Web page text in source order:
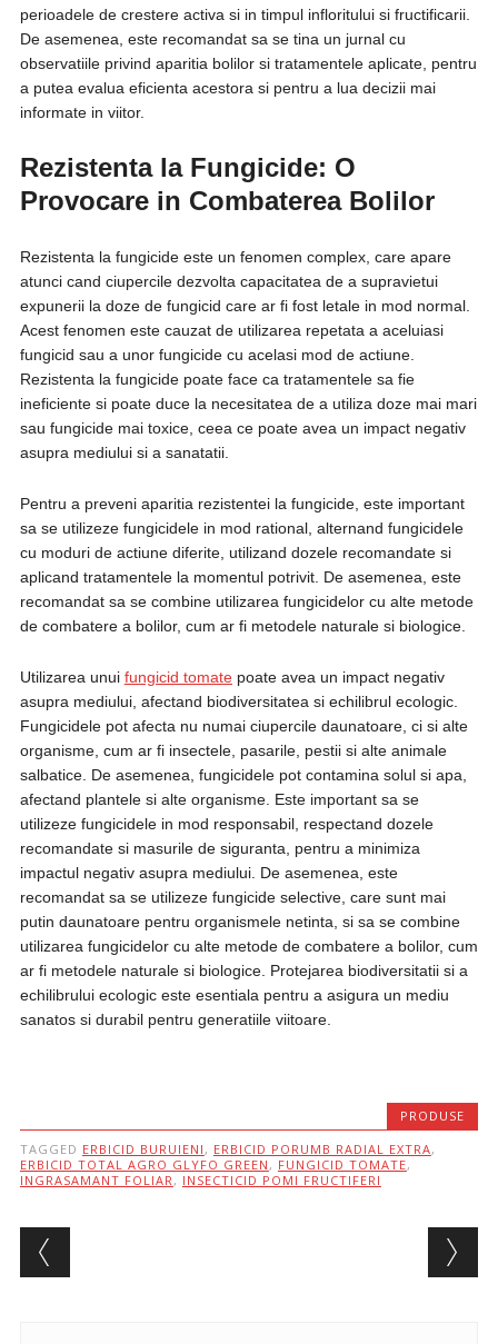
perioadele de crestere activa si in timpul infloritului si fructificarii.
De asemenea, este recomandat sa se tina un jurnal cu
observatiile privind aparitia bolilor si tratamentele aplicate, pentru
a putea evalua eficienta acestora si pentru a lua decizii mai
informate in viitor.
Rezistenta la Fungicide: O
Provocare in Combaterea Bolilor
Rezistenta la fungicide este un fenomen complex, care apare
atunci cand ciupercile dezvolta capacitatea de a supravietui
expunerii la doze de fungicid care ar fi fost letale in mod normal.
Acest fenomen este cauzat de utilizarea repetata a aceluiasi
fungicid sau a unor fungicide cu acelasi mod de actiune.
Rezistenta la fungicide poate face ca tratamentele sa fie
ineficiente si poate duce la necesitatea de a utiliza doze mai mari
sau fungicide mai toxice, ceea ce poate avea un impact negativ
asupra mediului si a sanatatii.
Pentru a preveni aparitia rezistentei la fungicide, este important
sa se utilizeze fungicidele in mod rational, alternand fungicidele
cu moduri de actiune diferite, utilizand dozele recomandate si
aplicand tratamentele la momentul potrivit. De asemenea, este
recomandat sa se combine utilizarea fungicidelor cu alte metode
de combatere a bolilor, cum ar fi metodele naturale si biologice.
Utilizarea unui fungicid tomatepoate avea un impact negativ
asupra mediului, afectand biodiversitatea si echilibrul ecologic.
Fungicidele pot afecta nu numai ciupercile daunatoare, ci si alte
organisme, cum ar fi insectele, pasarile, pestii si alte animale
salbatice. De asemenea, fungicidele pot contamina solul si apa,
afectand plantele si alte organisme. Este important sa se
utilizeze fungicidele in mod responsabil, respectand dozele
recomandate si masurile de siguranta, pentru a minimiza
impactul negativ asupra mediului. De asemenea, este
recomandat sa se utilizeze fungicide selective, care sunt mai
putin daunatoare pentru organismele netinta, si sa se combine
utilizarea fungicidelor cu alte metode de combatere a bolilor, cum
ar fi metodele naturale si biologice. Protejarea biodiversitatii si a
echilibrului ecologic este esentiala pentru a asigura un mediu
sanatos si durabil pentru generatiile viitoare.
PRODUSE
TAGGED ERBICID BURUIENI , ERBICID PORUMB RADIAL EXTRA,
ERBICID TOTAL AGRO GLYFO GREEN , FUNGICID TOMATE,
INGRASAMANT FOLIAR, INSECTICID POMI FRUCTIFERI
Post navigation